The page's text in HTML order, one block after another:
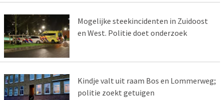
Mogelijke steekincidenten in Zuidoost
en West. Politie doet onderzoek
Kindje valt uit raam Bos en Lommerweg;
politie zoekt getuigen